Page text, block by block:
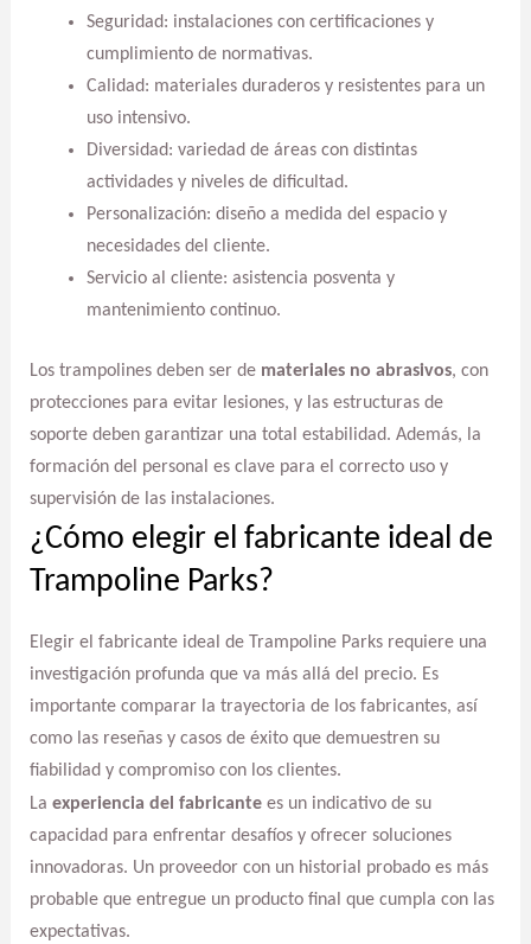
Seguridad: instalaciones con certificaciones y
cumplimiento de normativas.
Calidad: materiales duraderos y resistentes para un
uso intensivo.
Diversidad: variedad de áreas con distintas
actividades y niveles de dificultad.
Personalización: diseño a medida del espacio y
necesidades del cliente.
Servicio al cliente: asistencia posventa y
mantenimiento continuo.
Los trampolines deben ser de materiales no abrasivos, con
protecciones para evitar lesiones, y las estructuras de
soporte deben garantizar una total estabilidad. Además, la
formación del personal es clave para el correcto uso y
supervisión de las instalaciones.
¿Cómo elegir el fabricante ideal de
Trampoline Parks?
Elegir el fabricante ideal de Trampoline Parks requiere una
investigación profunda que va más allá del precio. Es
importante comparar la trayectoria de los fabricantes, así
como las reseñas y casos de éxito que demuestren su
fiabilidad y compromiso con los clientes.
La experiencia del fabricantees un indicativo de su
capacidad para enfrentar desafíos y ofrecer soluciones
innovadoras. Un proveedor con un historial probado es más
probable que entregue un producto final que cumpla con las
expectativas.